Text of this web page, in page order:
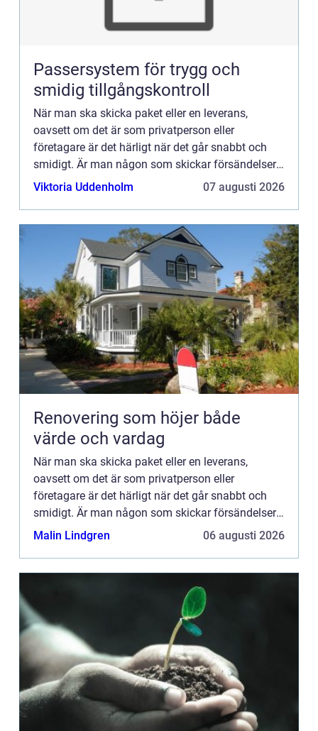
Passersystem för trygg och
smidig tillgångskontroll
När man ska skicka paket eller en leverans,
oavsett om det är som privatperson eller
företagare är det härligt när det går snabbt och
smidigt. Är man någon som skickar försändelser
ofta vill ma...
Viktoria Uddenholm 07 augusti 2026
Renovering som höjer både
värde och vardag
När man ska skicka paket eller en leverans,
oavsett om det är som privatperson eller
företagare är det härligt när det går snabbt och
smidigt. Är man någon som skickar försändelser
ofta vill ma...
Malin Lindgren 06 augusti 2026